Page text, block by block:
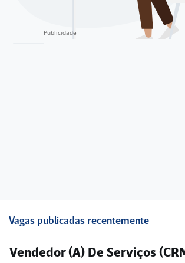
Vagas publicadas recentemente
Vendedor (A) De Serviços